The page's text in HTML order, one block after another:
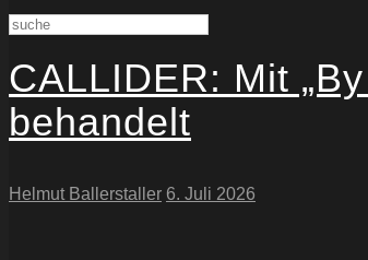
CALLIDER: Mit
behandelt
Helmut Ballerstaller 6. Juli 2026